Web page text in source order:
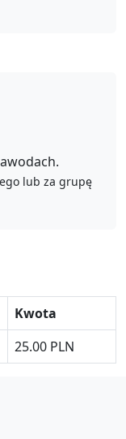
lub za grupę
Kwota
25.00 PLN